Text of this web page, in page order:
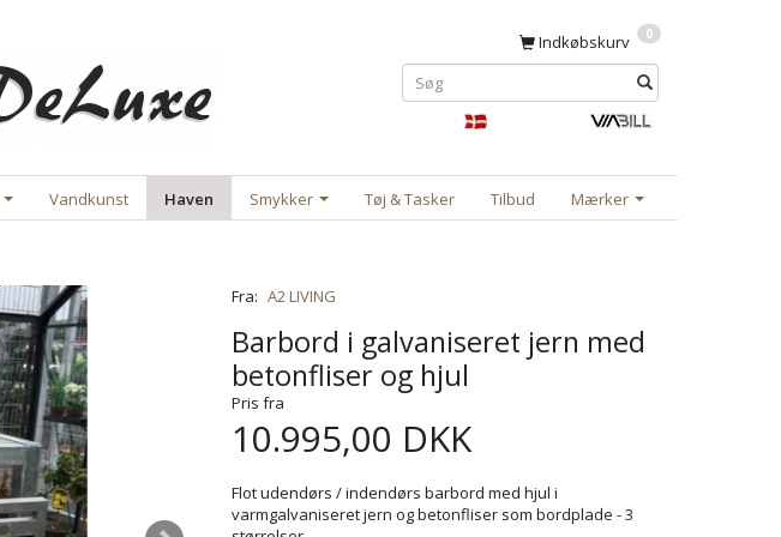
Indkøbskurv 0
Vandkunst Haven Smykker Tøj & Tasker Tilbud Mærker
Fra: A2 LIVING
Barbord i galvaniseret jern med
betonfliser og hjul
Pris fra
10.995,00 DKK
Flot udendørs / indendørs barbord med hjul i
varmgalvaniseret jern og betonfliser som bordplade - 3